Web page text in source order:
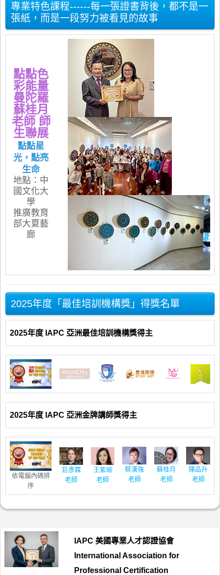
專業特色課程------每一張證書背後，都不是一
張紙，而是一段努力被看見的故事
點點色
彩能量
曼陀羅
蘇桂月
老師 師
生聯展
點點星
光，點亮
生命
地點：中
國文化大
學
推廣教育
部大夏藝
廊
2025年度「最佳培訓機構獎」得獎名單
2025年度 IAPC 亞洲最佳培訓機構獎得主
2025年度 IAPC 亞洲金牌講師獎得主
依電腦內碼排
序
巨彥霖
老師
王紫瑜
老師
蔡漢強
老師
蘇桂月
老師
陳品升
老師
IAPC 美國專業人才認證協會
International Association for
Professional Certification